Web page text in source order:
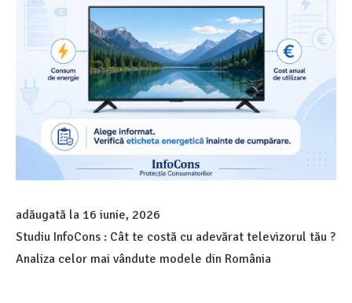
adăugată la 16 iunie, 2026
Studiu InfoCons : Cât te costă cu adevărat televizorul tău ?
Analiza celor mai vândute modele din România